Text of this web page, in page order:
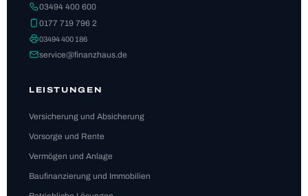
03494 400 600
0177 719 796 2
03494 400 186
ser­vice@finanz­haus.de
LEIS­TUN­GEN
Ver­si­che­rung und Absi­che­rung
Vor­sorge und Rente
Ver­mö­gen und Anlage
Bau­fi­nan­zie­rung und Immo­bi­lien